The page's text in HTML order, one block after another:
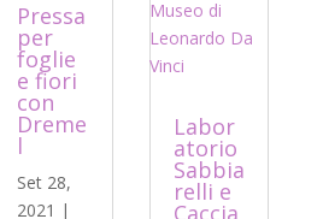
Pressa
per
foglie
e fiori
con
Dreme
l
Set 28,
2021 |
Labor
atorio
Sabbia
relli e
Caccia